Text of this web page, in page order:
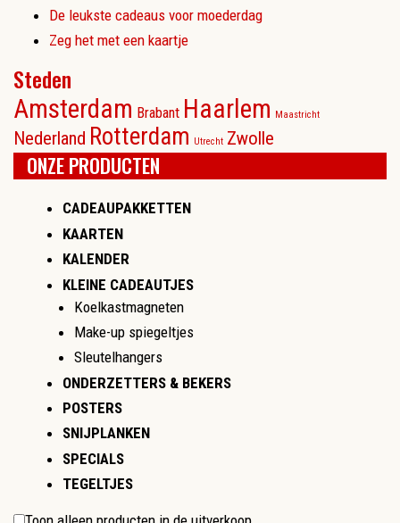
De leukste cadeaus voor moederdag
Zeg het met een kaartje
Steden
Amsterdam Brabant Haarlem Maastricht
Nederland Rotterdam Utrecht Zwolle
ONZE PRODUCTEN
CADEAUPAKKETTEN
KAARTEN
KALENDER
KLEINE CADEAUTJES
Koelkastmagneten
Make-up spiegeltjes
Sleutelhangers
ONDERZETTERS & BEKERS
POSTERS
SNIJPLANKEN
SPECIALS
TEGELTJES